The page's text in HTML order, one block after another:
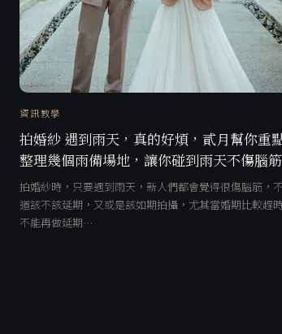
資訊教學
拍婚紗 遇到雨天，真的好煩，貳月幫你重
整理幾個雨備場地，讓你碰到雨天不傷腦筋
拍婚紗時，只要遇到雨天，新人們都會覺得很傷腦筋，
道該不該延期，又或是該如期拍攝，尤其當婚期比較趕
不能再做延期…